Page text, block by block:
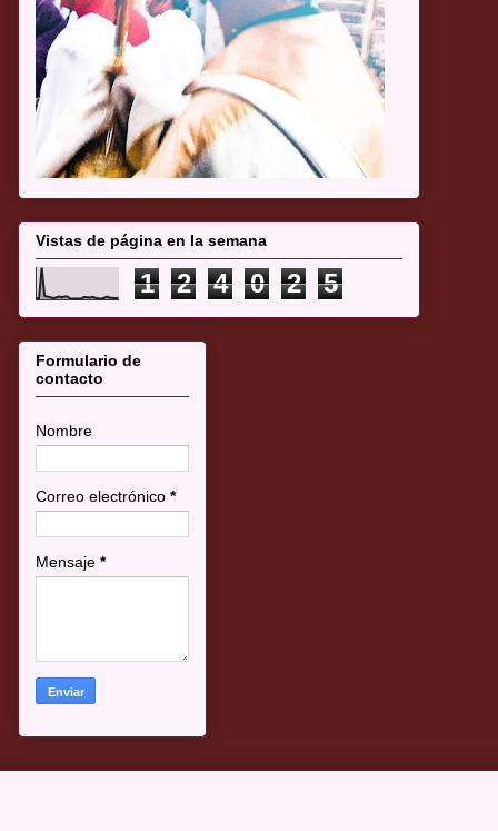
Vistas de página en la semana
1 2 4 0 2 5
Formulario de
contacto
Nombre
Correo electrónico *
Mensaje *